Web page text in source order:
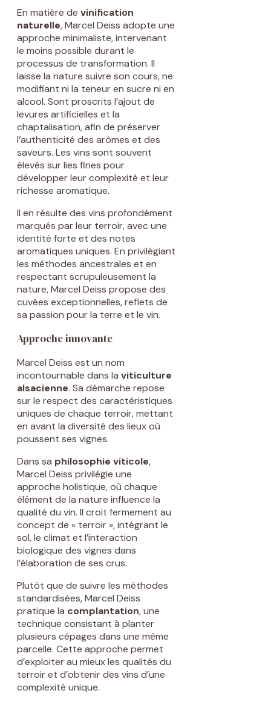
En matière de vinification
naturelle, Marcel Deiss adopte une
approche minimaliste, intervenant
le moins possible durant le
processus de transformation. Il
laisse la nature suivre son cours, ne
modifiant ni la teneur en sucre ni en
alcool. Sont proscrits l’ajout de
levures artificielles et la
chaptalisation, afin de préserver
l’authenticité des arômes et des
saveurs. Les vins sont souvent
élevés sur lies fines pour
développer leur complexité et leur
richesse aromatique.
Il en résulte des vins profondément
marqués par leur terroir, avec une
identité forte et des notes
aromatiques uniques. En privilégiant
les méthodes ancestrales et en
respectant scrupuleusement la
nature, Marcel Deiss propose des
cuvées exceptionnelles, reflets de
sa passion pour la terre et le vin.
Approche innovante
Marcel Deiss est un nom
incontournable dans la viticulture
alsacienne. Sa démarche repose
sur le respect des caractéristiques
uniques de chaque terroir, mettant
en avant la diversité des lieux où
poussent ses vignes.
Dans sa philosophie viticole,
Marcel Deiss privilégie une
approche holistique, où chaque
élément de la nature influence la
qualité du vin. Il croit fermement au
concept de « terroir », intégrant le
sol, le climat et l’interaction
biologique des vignes dans
l’élaboration de ses crus.
Plutôt que de suivre les méthodes
standardisées, Marcel Deiss
pratique la complantation, une
technique consistant à planter
plusieurs cépages dans une même
parcelle. Cette approche permet
d’exploiter au mieux les qualités du
terroir et d’obtenir des vins d’une
complexité unique.